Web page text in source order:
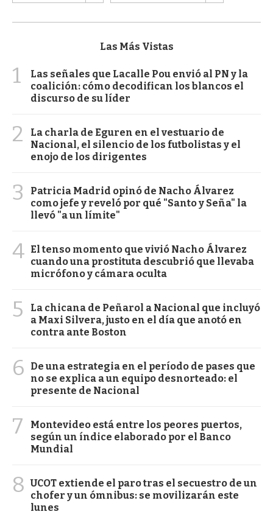
Las Más Vistas
1
Las señales que Lacalle Pou envió al PN y la
coalición: cómo decodifican los blancos el
discurso de su líder
2
La charla de Eguren en el vestuario de
Nacional, el silencio de los futbolistas y el
enojo de los dirigentes
3
Patricia Madrid opinó de Nacho Álvarez
como jefe y reveló por qué "Santo y Seña" la
llevó "a un límite"
4 El tenso momento que vivió Nacho Álvarez
cuando una prostituta descubrió que llevaba
micrófono y cámara oculta
5
La chicana de Peñarol a Nacional que incluyó
a Maxi Silvera, justo en el día que anotó en
contra ante Boston
6
De una estrategia en el período de pases que
no se explica a un equipo desnorteado: el
presente de Nacional
7
Montevideo está entre los peores puertos,
según un índice elaborado por el Banco
Mundial
8 UCOT extiende el paro tras el secuestro de un
chofer y un ómnibus: se movilizarán este
lunes